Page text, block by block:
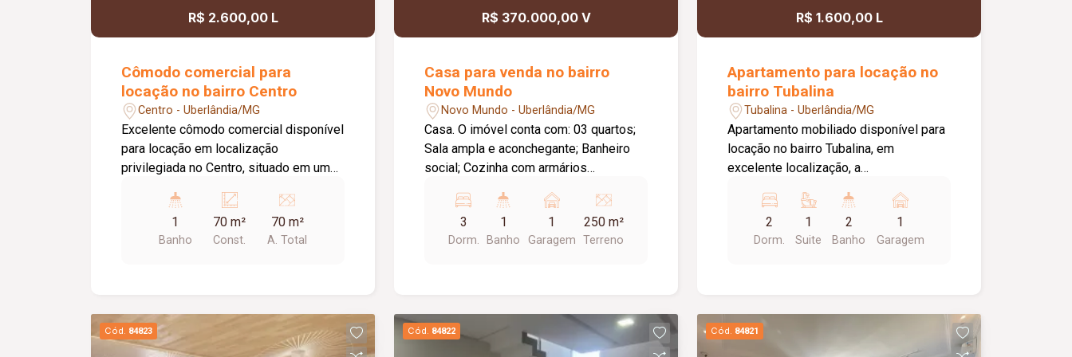
R$ 2.600,00 L
Cômodo comercial para
locação no bairro Centro
Centro - Uberlândia/MG
Excelente cômodo comercial disponível
para locação em localização
privilegiada no Centro, situado em uma
próximo ao Terminal Central,
oferecendo grande visibilidade e fácil
acesso. O imóvel possui
iluminação em LED, proporcionando um
ambiente moderno, funcional e versátil
1
Banho
70 m²
Const.
70 m²
A. Total
R$ 370.000,00 V
Casa para venda no bairro
Novo Mundo
Novo Mundo - Uberlândia/MG
Casa. O imóvel conta com: 03 quartos;
Sala ampla e aconchegante; Banheiro
social; Cozinha com armários
3
Dorm.
1
Banho
1
Garagem
250 m²
Terreno
R$ 1.600,00 L
Apartamento para locação no
bairro Tubalina
Tubalina - Uberlândia/MG
Apartamento mobiliado disponível para
locação no bairro Tubalina, em
excelente localização, a
Avenida Getúlio Vargas. O imóvel conta
com portão e porteiro eletrônicos,
fechadura eletrônica, 01 vaga de
reclinável de 02 lugares, mesa de jantar
em vidro com 04 cadeiras, rack e TV,
2
Dorm.
1
Suite
2
Banho
1
Garagem
Cód. 84823 Cód. 84822 Cód. 84821